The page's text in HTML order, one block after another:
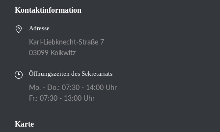
Kontaktinformation
Adresse
Karl-Liebknecht-Straße 7
03099 Kolkwitz
Öffnungszeiten des Sekretariats
Mo. - Do.: 07:30 - 14:00 Uhr
Fr.: 07:30 - 13:00 Uhr
Karte